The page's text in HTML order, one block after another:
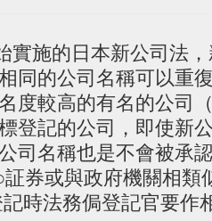
實施的日本新公司法
同的公司名稱可以重
度較高的有名的公司
登記的公司，即使新
司名稱也是不會被承
証券或與政府機關相
時法務侷登記官要作